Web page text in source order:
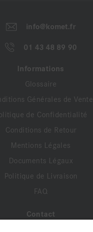
info@komet.fr
01 43 48 89 90
Informations
Glossaire
Générales de Vente
de Confidentialité
Conditions de Retour
Mentions Légales
Documents Légaux
Politique de Livraison
FAQ
Contact